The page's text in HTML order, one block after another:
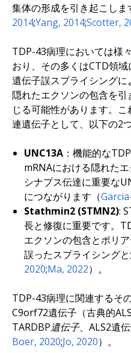
集体の形成を引き起こしま
2014;Yang, 2014;Scotter,
TDP-43病理においては様
おり、その多くはCTD領域
遺伝子誤スプライシングに
隠れたエクソンの包含を
じる可能性があります。
連遺伝子として、以下の2
UNC13A ：機能的な
mRNAにおける隠れた
シナプス伝達に重要な
につながります（
Stathmin2 (STMN2):
長と修復に重要です。
エクソンの包含とポリ
誤ったスプライシング
2020;Ma, 2022）。
TDP-43病理に関連するそ
C9orf72遺伝子（古典的
TARDBP遺伝子、 ALS2遺
Boer, 2020;Jo, 2020）。